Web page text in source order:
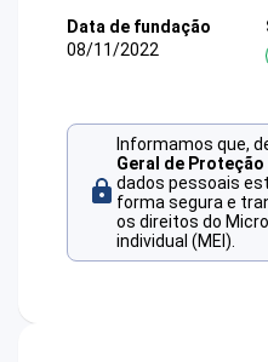
Data de fundação
08/11/2022
Informamos que,
Geral de Proteção
dados pessoais
forma segura e
os direitos do
individual (MEI).